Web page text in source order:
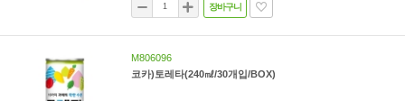
장바구니
M806096
코카)토레타(240㎖/30개입/BOX)